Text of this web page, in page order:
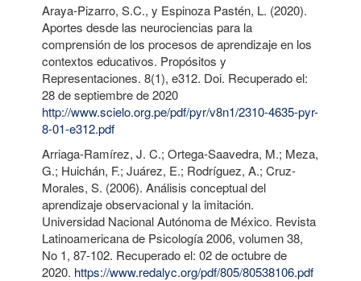
Araya-Pizarro, S.C., y Espinoza Pastén, L. (2020).
Aportes desde las neurociencias para la
comprensión de los procesos de aprendizaje en los
contextos educativos. Propósitos y
Representaciones. 8(1), e312. Doi. Recuperado el:
28 de septiembre de 2020
http://www.scielo.org.pe/pdf/pyr/v8n1/2310-4635-pyr-
8-01-e312.pdf
Arriaga-Ramírez, J. C.; Ortega-Saavedra, M.; Meza,
G.; Huichán, F.; Juárez, E.; Rodríguez, A.; Cruz-
Morales, S. (2006). Análisis conceptual del
aprendizaje observacional y la imitación.
Universidad Nacional Autónoma de México. Revista
Latinoamericana de Psicología 2006, volumen 38,
No 1, 87-102. Recuperado el: 02 de octubre de
2020. https://www.redalyc.org/pdf/805/80538106.pdf